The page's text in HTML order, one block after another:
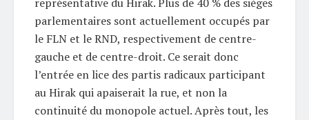
parlementaires sont actuellement occupés par
le FLN et le RND, respectivement de centre-
gauche et de centre-droit. Ce serait donc
l’entrée en lice des partis radicaux participant
au Hirak qui apaiserait la rue, et non la
continuité du monopole actuel. Après tout, les